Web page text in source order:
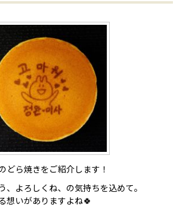
どら焼きをご紹介します！
、よろしくね、の気持ちを込めて。
想いがありますよね🍀